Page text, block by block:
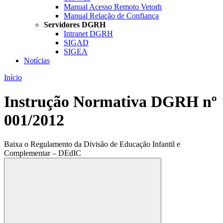
Manual Acesso Remoto Vetorh
Manual Relação de Confiança
Servidores DGRH
Intranet DGRH
SIGAD
SIGEA
Notícias
Início
Instrução Normativa DGRH nº
001/2012
Baixa o Regulamento da Divisão de Educação Infantil e
Complementar – DEdIC